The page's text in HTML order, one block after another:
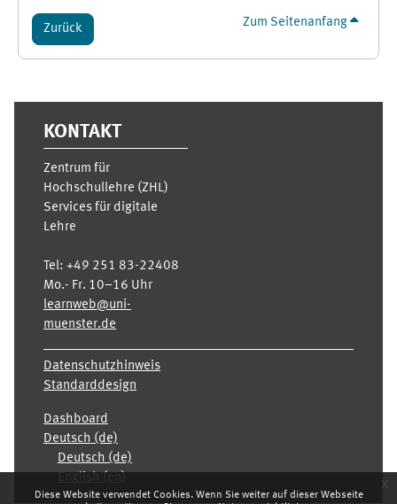
Diese Website verwendet Cookies. Wenn Sie weiter auf dieser Webseite
x
Zurück Zum Seitenanfang
KONTAKT
Zentrum für
Hochschullehre (ZHL)
Services für digitale
Lehre
Tel: +49 251 83-22408
Mo.- Fr. 10–16 Uhr
learnweb@uni-
muenster.de
Datenschutzhinweis
Standarddesign
Dashboard
Deutsch ‎(de)‎
Deutsch ‎(de)‎